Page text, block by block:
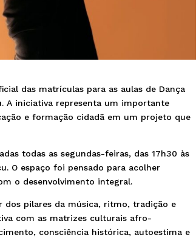
das matrículas para as aulas de Dança
A iniciativa representa um importante
e formação cidadã em um projeto que
todas as segundas-feiras, das 17h30 às
O espaço foi pensado para acolher
o desenvolvimento integral.
pilares da música, ritmo, tradição e
com as matrizes culturais afro-
consciência histórica, autoestima e